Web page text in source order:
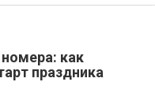
как
праздника